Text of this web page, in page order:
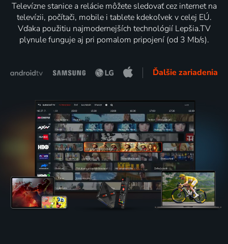
Televízne stanice a relácie môžete sledovať cez internet na
televízii, počítači, mobile i tablete kdekoľvek v celej EÚ.
Vďaka použitiu najmodernejších technológií Lepšia.TV
plynule funguje aj pri pomalom pripojení (od 3 Mb/s).
Ďalšie zariadenia